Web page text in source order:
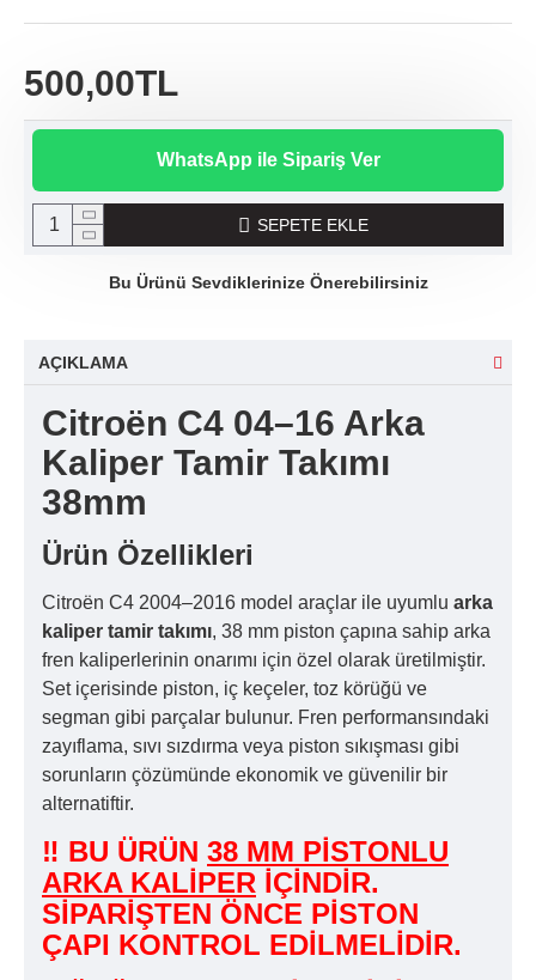
500,00TL
WhatsApp ile Sipariş Ver
SEPETE EKLE
Bu Ürünü Sevdiklerinize Önerebilirsiniz
AÇIKLAMA
Citroën C4 04–16 Arka
Kaliper Tamir Takımı
38mm
Ürün Özellikleri
Citroën C4 2004–2016 model araçlar ile uyumlu arka
kaliper tamir takımı, 38 mm piston çapına sahip arka
fren kaliperlerinin onarımı için özel olarak üretilmiştir.
Set içerisinde piston, iç keçeler, toz körüğü ve
segman gibi parçalar bulunur. Fren performansındaki
zayıflama, sıvı sızdırma veya piston sıkışması gibi
sorunların çözümünde ekonomik ve güvenilir bir
alternatiftir.
‼ BU ÜRÜN 38 MM PİSTONLU
ARKA KALİPER İÇİNDİR.
SİPARİŞTEN ÖNCE PİSTON
ÇAPI KONTROL EDİLMELİDİR.